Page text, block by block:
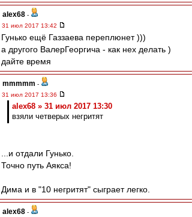
alex68 -
31 июл 2017 13:42
Гунько ещё Газзаева переплюнет )))
а другого ВалерГеоргича - как нех делать )
дайте время
mmmmm -
31 июл 2017 13:36
alex68 » 31 июл 2017 13:30
взяли четверых негритят
...и отдали Гунько.
Точно путь Аякса!
Дима и в "10 негритят" сыграет легко.
alex68 -